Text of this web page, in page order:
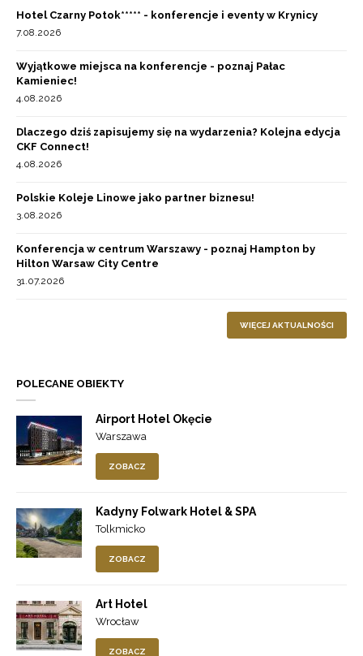
Hotel Czarny Potok***** - konferencje i eventy w Krynicy
7.08.2026
Wyjątkowe miejsca na konferencje - poznaj Pałac
Kamieniec!
4.08.2026
Dlaczego dziś zapisujemy się na wydarzenia? Kolejna edycja
CKF Connect!
4.08.2026
Polskie Koleje Linowe jako partner biznesu!
3.08.2026
Konferencja w centrum Warszawy - poznaj Hampton by
Hilton Warsaw City Centre
31.07.2026
WIĘCEJ AKTUALNOŚCI
POLECANE OBIEKTY
Airport Hotel Okęcie
Warszawa
ZOBACZ
Kadyny Folwark Hotel & SPA
Tolkmicko
ZOBACZ
Art Hotel
Wrocław
ZOBACZ